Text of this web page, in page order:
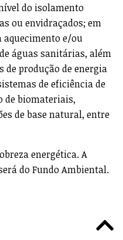
do isolamento
ou envidraçados; em
aquecimento e/ou
águas sanitárias, além
de produção de energia
de eficiência de
de biomateriais,
de base natural, entre
energética. A
do Fundo Ambiental.